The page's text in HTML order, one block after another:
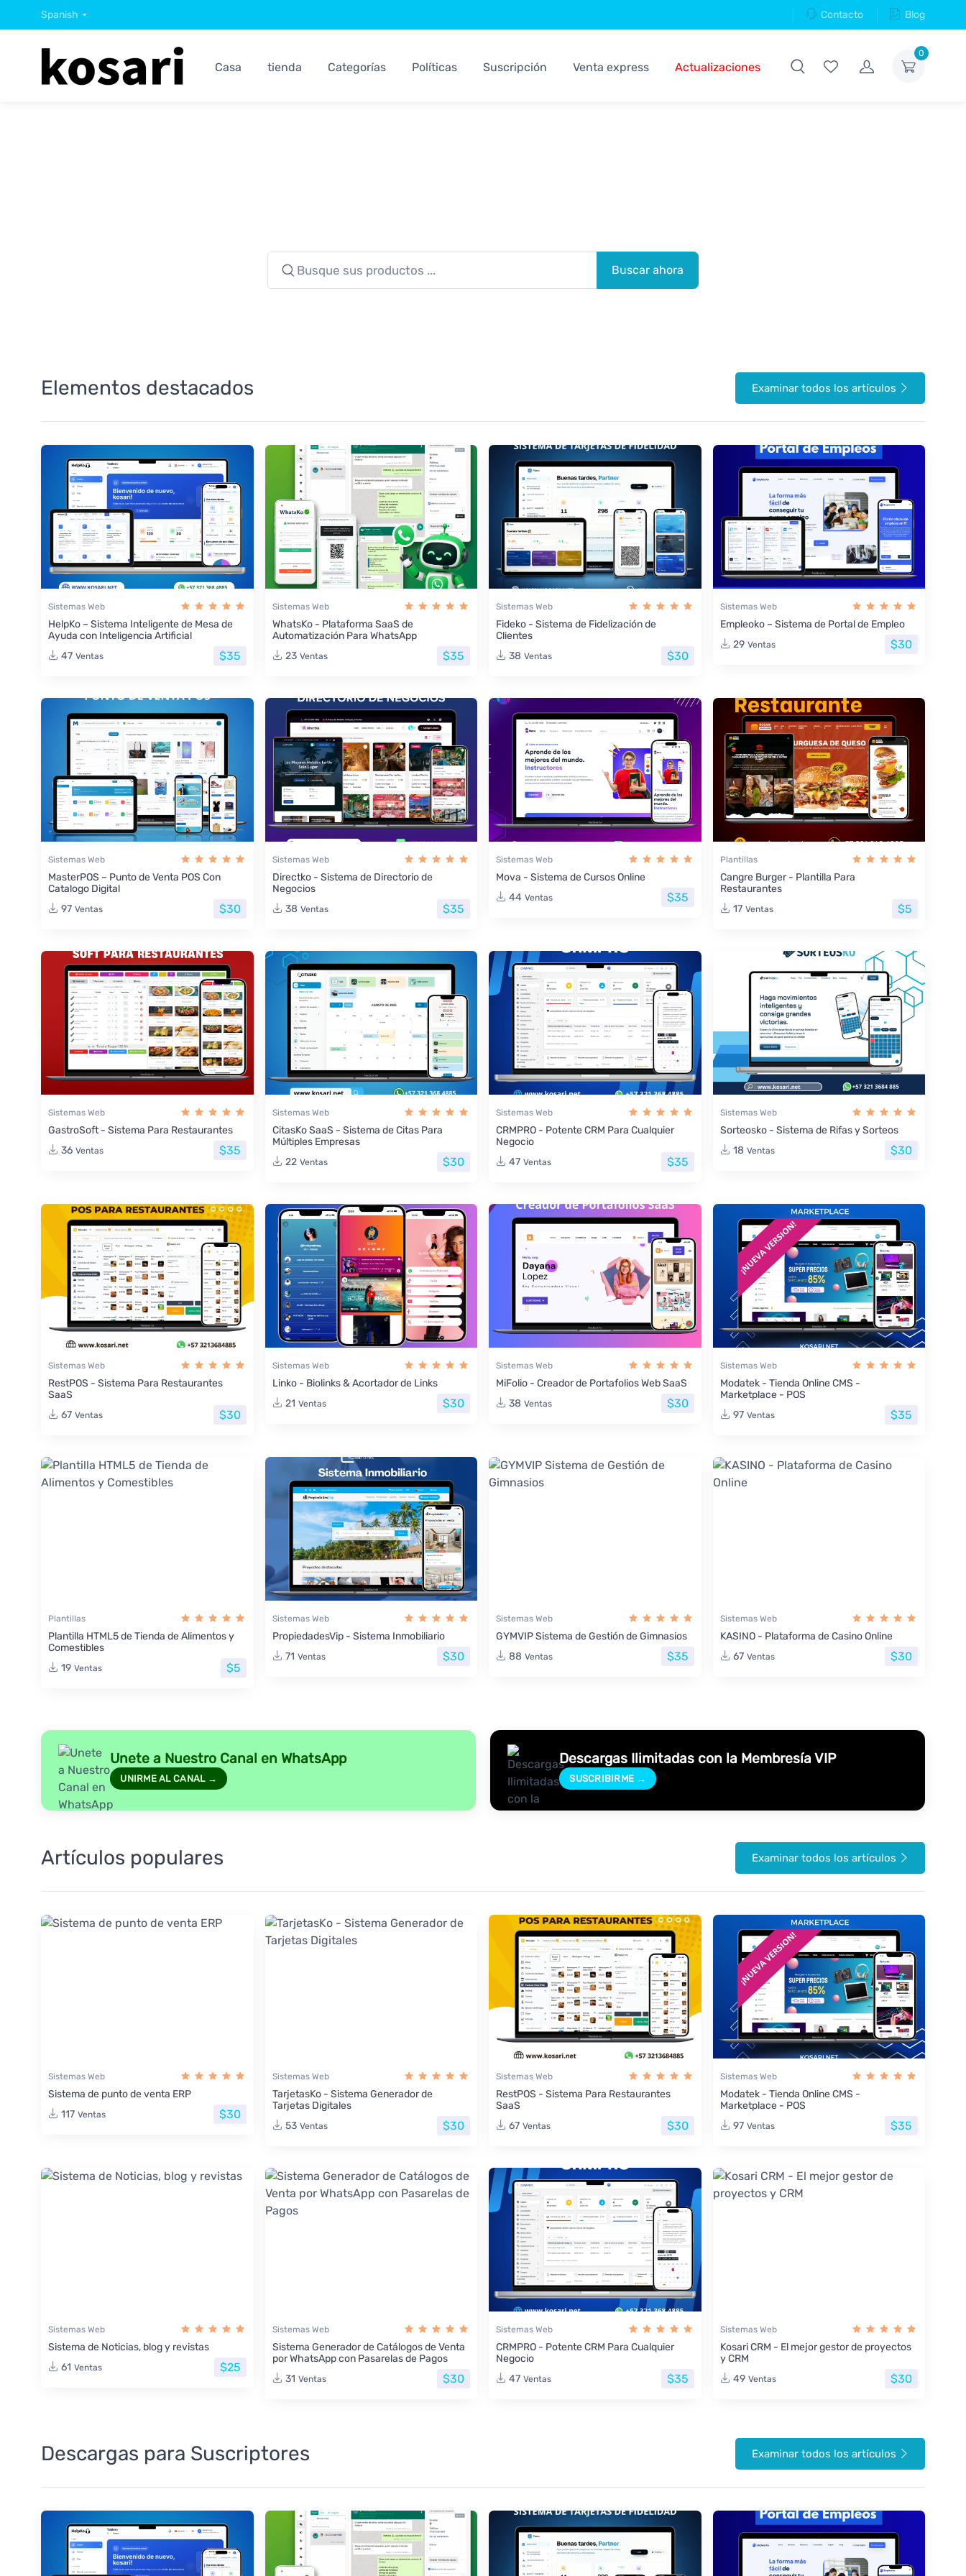
Spanish Contacto Blog
0
Casa tienda Categorías Políticas Suscripción Venta express Actualizaciones
Buscar ahora
Elementos destacados Examinar todos los artículos
Sistemas Web
HelpKo – Sistema Inteligente de Mesa de
Ayuda con Inteligencia Artificial
47 Ventas $35
Sistemas Web
WhatsKo - Plataforma SaaS de
Automatización Para WhatsApp
23 Ventas $35
Sistemas Web
Fideko - Sistema de Fidelización de
Clientes
38 Ventas $30
Sistemas Web
Empleoko – Sistema de Portal de Empleo
29 Ventas $30
Sistemas Web
MasterPOS – Punto de Venta POS Con
Catalogo Digital
97 Ventas $30
Sistemas Web
Directko - Sistema de Directorio de
Negocios
38 Ventas $35
Sistemas Web
Mova - Sistema de Cursos Online
44 Ventas $35
Plantillas
Cangre Burger - Plantilla Para
Restaurantes
17 Ventas $5
Sistemas Web
GastroSoft - Sistema Para Restaurantes
36 Ventas $35
Sistemas Web
CitasKo SaaS - Sistema de Citas Para
Múltiples Empresas
22 Ventas $30
Sistemas Web
CRMPRO - Potente CRM Para Cualquier
Negocio
47 Ventas $35
Sistemas Web
Sorteosko - Sistema de Rifas y Sorteos
18 Ventas $30
Sistemas Web
RestPOS - Sistema Para Restaurantes
SaaS
67 Ventas $30
Sistemas Web
Linko - Biolinks & Acortador de Links
21 Ventas $30
Sistemas Web
MiFolio - Creador de Portafolios Web SaaS
38 Ventas $30
Sistemas Web
Modatek - Tienda Online CMS -
Marketplace - POS
97 Ventas $35
Plantillas
Plantilla HTML5 de Tienda de Alimentos y
Comestibles
19 Ventas $5
Sistemas Web
PropiedadesVip - Sistema Inmobiliario
71 Ventas $30
Sistemas Web
GYMVIP Sistema de Gestión de Gimnasios
88 Ventas $35
Sistemas Web
KASINO - Plataforma de Casino Online
67 Ventas $30
Unete a Nuestro Canal en WhatsApp
UNIRME AL CANAL →
Descargas Ilimitadas con la Membresía VIP
SUSCRIBIRME →
Artículos populares Examinar todos los artículos
Sistemas Web
Sistema de punto de venta ERP
117 Ventas $30
Sistemas Web
TarjetasKo - Sistema Generador de
Tarjetas Digitales
53 Ventas $30
Sistemas Web
RestPOS - Sistema Para Restaurantes
SaaS
67 Ventas $30
Sistemas Web
Modatek - Tienda Online CMS -
Marketplace - POS
97 Ventas $35
Sistemas Web
Sistema de Noticias, blog y revistas
61 Ventas $25
Sistemas Web
Sistema Generador de Catálogos de Venta
por WhatsApp con Pasarelas de Pagos
31 Ventas $30
Sistemas Web
CRMPRO - Potente CRM Para Cualquier
Negocio
47 Ventas $35
Sistemas Web
Kosari CRM - El mejor gestor de proyectos
y CRM
49 Ventas $30
Descargas para Suscriptores Examinar todos los artículos